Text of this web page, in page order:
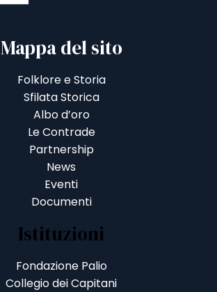
Mappa del sito
Folklore e Storia
Sfilata Storica
Albo d’oro
Le Contrade
Partnership
News
Eventi
Documenti
Istituzioni
Fondazione Palio
Collegio dei Capitani